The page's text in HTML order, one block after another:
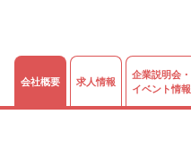
ログイン
会社概要 求人情報
企業説明会・
イベント情報